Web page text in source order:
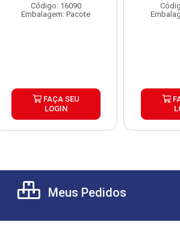
Código: 16090
Embalagem: Pacote
FAÇA SEU
LOGIN
Meus Pedidos